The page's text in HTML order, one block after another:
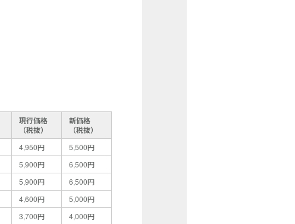
現行価格
（税抜）
新価格
（税抜）
4,950円
5,500円
5,900円
6,500円
5,900円
6,500円
4,600円
5,000円
3,700円 4,000円